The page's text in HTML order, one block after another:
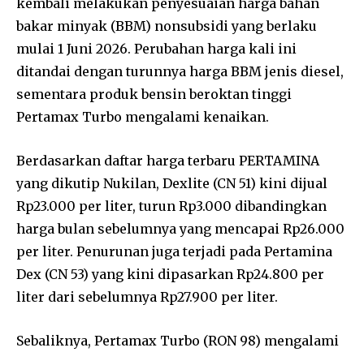
bakar minyak (BBM) nonsubsidi yang berlaku
mulai 1 Juni 2026. Perubahan harga kali ini
ditandai dengan turunnya harga BBM jenis diesel,
sementara produk bensin beroktan tinggi
Pertamax Turbo mengalami kenaikan.
Berdasarkan daftar harga terbaru PERTAMINA
yang dikutip Nukilan, Dexlite (CN 51) kini dijual
Rp23.000 per liter, turun Rp3.000 dibandingkan
harga bulan sebelumnya yang mencapai Rp26.000
per liter. Penurunan juga terjadi pada Pertamina
Dex (CN 53) yang kini dipasarkan Rp24.800 per
liter dari sebelumnya Rp27.900 per liter.
Sebaliknya, Pertamax Turbo (RON 98) mengalami